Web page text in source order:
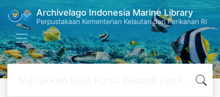
Archivelago Indonesia Marine Library
Perpustakaan Kementerian Kelautan dan Perikanan RI